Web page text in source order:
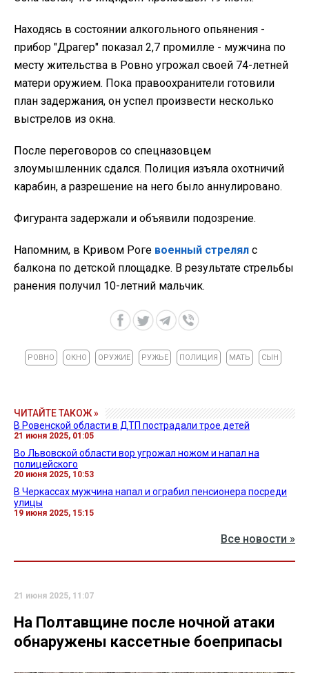
Находясь в состоянии алкогольного опьянения -
прибор "Драгер" показал 2,7 промилле - мужчина по
месту жительства в Ровно угрожал своей 74-летней
матери оружием. Пока правоохранители готовили
план задержания, он успел произвести несколько
выстрелов из окна.
После переговоров со спецназовцем
злоумышленник сдался. Полиция изъяла охотничий
карабин, а разрешение на него было аннулировано.
Фигуранта задержали и объявили подозрение.
Напомним, в Кривом Роге военный стрелял с
балкона по детской площадке. В результате стрельбы
ранения получил 10-летний мальчик.
РОВНО ОКНО ОРУЖИЕ РУЖЬЕ ПОЛИЦИЯ МАТЬ СЫН
ЧИТАЙТЕ ТАКОЖ »
В Ровенской области в ДТП пострадали трое детей
21 июня 2025, 01:05
Во Львовской области вор угрожал ножом и напал на
полицейского
20 июня 2025, 10:53
В Черкассах мужчина напал и ограбил пенсионера посреди
улицы
19 июня 2025, 15:15
Все новости »
21 июня 2025, 11:07
На Полтавщине после ночной атаки
обнаружены кассетные боеприпасы